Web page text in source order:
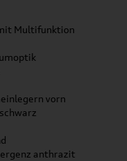
Multifunktion
vorn
anthrazit